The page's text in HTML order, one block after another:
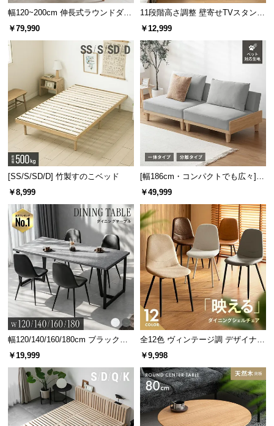
規
お
様
サ
ポ
ー
ト
知
ら
せ
ブ
ロ
グ
企
幅120~200cm 伸長式ラウンドダイ
ニングテーブル 6人掛け 天然木突
￥79,990
11段階高さ調整 壁寄せTVスタンド
キャスター付き 上下左右角度調節
￥12,999
[SS/S/SD/D] 竹製すのこベッド
￥8,999
[幅186cm・コンパクトでも広々] 3
人掛けソファベッド リクライニン
グ 天然木フレーム 北欧
￥49,999
幅120/140/160/180cm ブラックフ
レーム ダイニング 大理石調 4人掛
￥19,999
全12色 ヴィンテージ調 デザイナー
ズシェルチェア
￥9,998